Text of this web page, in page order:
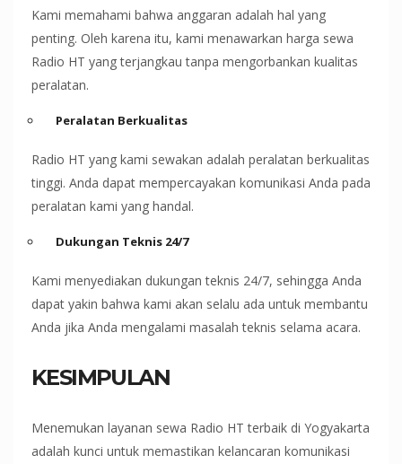
Kami memahami bahwa anggaran adalah hal yang
penting. Oleh karena itu, kami menawarkan harga sewa
Radio HT yang terjangkau tanpa mengorbankan kualitas
peralatan.
Peralatan Berkualitas
Radio HT yang kami sewakan adalah peralatan berkualitas
tinggi. Anda dapat mempercayakan komunikasi Anda pada
peralatan kami yang handal.
Dukungan Teknis 24/7
Kami menyediakan dukungan teknis 24/7, sehingga Anda
dapat yakin bahwa kami akan selalu ada untuk membantu
Anda jika Anda mengalami masalah teknis selama acara.
KESIMPULAN
Menemukan layanan sewa Radio HT terbaik di Yogyakarta
adalah kunci untuk memastikan kelancaran komunikasi